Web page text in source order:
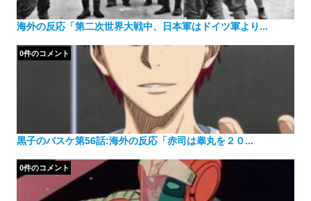
海外の反応「第二次世界大戦中、日本軍はドイツ軍より...
黒子のバスケ第56話:海外の反応「赤司は睾丸を２０...
0件のコメント
0件のコメント